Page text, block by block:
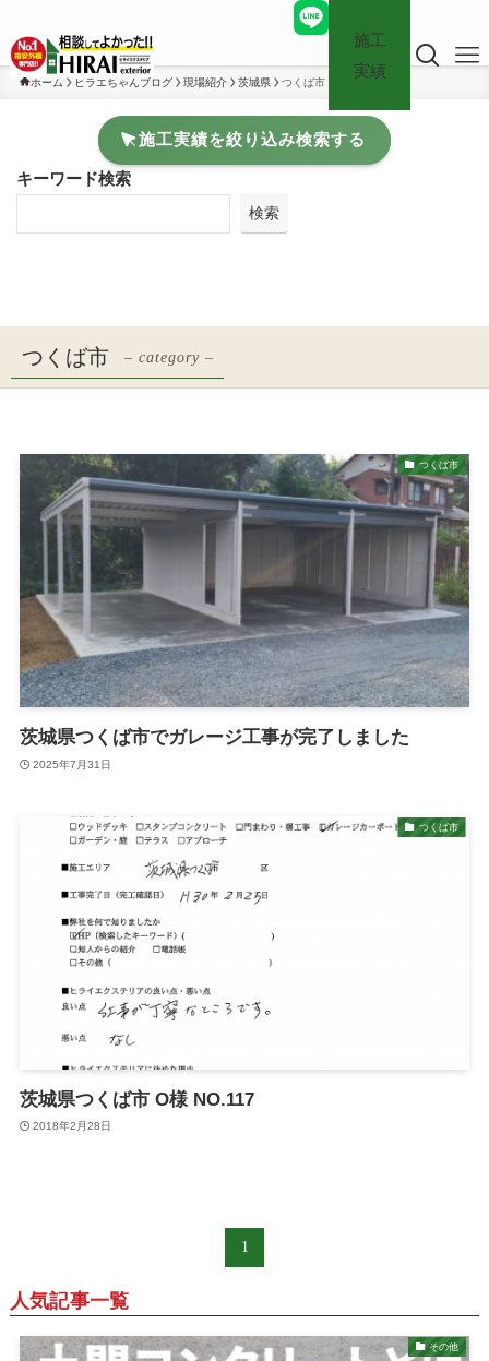
施工
実績
ホーム ヒラエちゃんブログ 現場紹介 茨城県 つくば市
施工実績を絞り込み検索する
キーワード検索
検索
つくば市 – category –
つくば市
茨城県つくば市でガレージ工事が完了しました
2025年7月31日
つくば市
茨城県つくば市 O様 NO.117
2018年2月28日
1
人気記事一覧
その他